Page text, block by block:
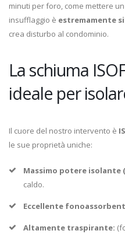
minuti per foro, come mettere
insufflaggio è estremamente
crea disturbo al condominio.
La schiuma
ideale per
Il cuore del nostro intervento è
le sue proprietà uniche:
Massimo potere isolante
caldo.
Eccellente
Altamente traspirante: